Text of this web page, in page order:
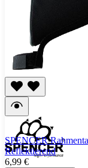
SPENCER
Reflektierend
6,99 €